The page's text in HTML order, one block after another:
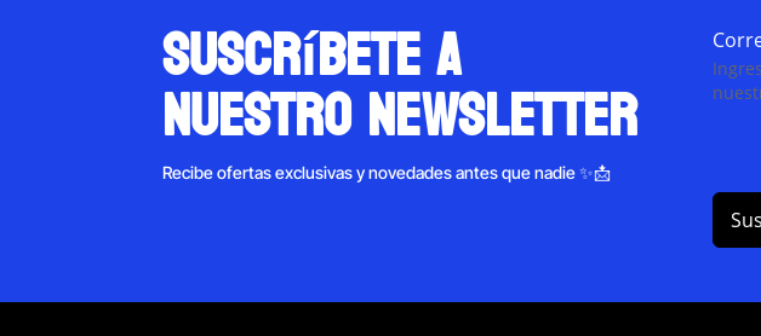
suscríbete a
nuestro newsletter
Recibe ofertas exclusivas y novedades antes que nadie ✨📩